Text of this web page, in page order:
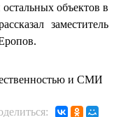
объектов в
заместитель
и СМИ